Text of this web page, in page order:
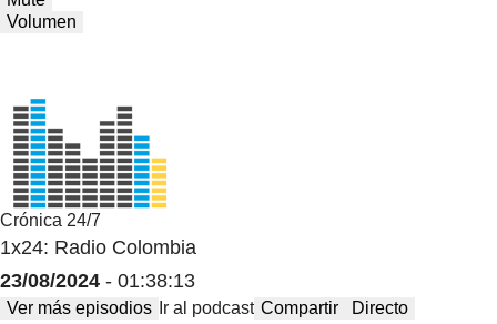
Volumen
Crónica 24/7
1x24: Radio Colombia
23/08/2024 - 01:38:13
Ver más episodios Ir al podcast Compartir Directo